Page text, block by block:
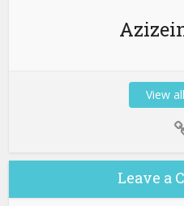
View
Leave a